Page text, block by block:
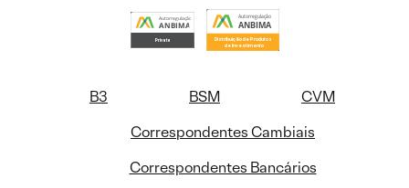
B3 BSM
CVM
Correspondentes Cambiais
Correspondentes Bancários